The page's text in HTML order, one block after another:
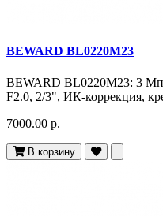
BEWARD BL0220M23
BEWARD BL0220M23: 3
F2.0, 2/3", ИК-коррекция,
7000.00 р.
В корзину